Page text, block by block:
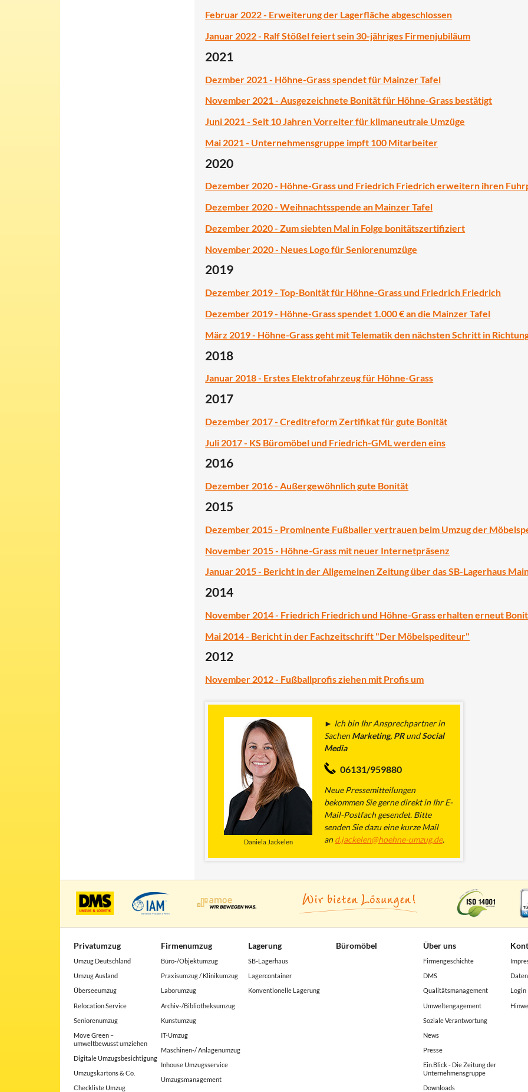
Februar 2022 - Erweiterung der Lagerfläche abgeschlossen
Januar 2022 - Ralf Stößel feiert sein 30-jähriges Firmenjubiläum
2021
Dezmber 2021 - Höhne-Grass spendet für Mainzer Tafel
November 2021 - Ausgezeichnete Bonität für Höhne-Grass bestätigt
Juni 2021 - Seit 10 Jahren Vorreiter für klimaneutrale Umzüge
Mai 2021 - Unternehmensgruppe impft 100 Mitarbeiter
2020
Dezember 2020 - Höhne-Grass und Friedrich Friedrich erweitern ihren
Dezember 2020 - Weihnachtsspende an Mainzer Tafel
Dezember 2020 - Zum siebten Mal in Folge bonitätszertifiziert
November 2020 - Neues Logo für Seniorenumzüge
2019
Dezember 2019 - Top-Bonität für Höhne-Grass und Friedrich Friedrich
Dezember 2019 - Höhne-Grass spendet 1.000 € an die Mainzer Tafel
März 2019 - Höhne-Grass geht mit Telematik den nächsten Schritt in
2018
Januar 2018 - Erstes Elektrofahrzeug für Höhne-Grass
2017
Dezember 2017 - Creditreform Zertifikat für gute Bonität
Juli 2017 - KS Büromöbel und Friedrich-GML werden eins
2016
Dezember 2016 - Außergewöhnlich gute Bonität
2015
Dezember 2015 - Prominente Fußballer vertrauen beim Umzug der
November 2015 - Höhne-Grass mit neuer Internetpräsenz
Januar 2015 - Bericht in der Allgemeinen Zeitung über das SB-Lagerhaus
2014
November 2014 - Friedrich Friedrich und Höhne-Grass erhalten erneut
Mai 2014 - Bericht in der Fachzeitschrift "Der Möbelspediteur"
2012
November 2012 - Fußballprofis ziehen mit Profis um
Daniela Jackelen
► Ich bin Ihr Ansprechpartner in
SachenMarketing, PRundSocial
Media
06131/959880
Neue Pressemitteilungen
bekommen Sie gerne direkt in Ihr E-
Mail-Postfach gesendet. Bitte
senden Sie dazu eine kurze Mail
and.jackelen@hoehne-umzug.de.
Privatumzug
Umzug Deutschland
Umzug Ausland
Überseeumzug
Relocation Service
Seniorenumzug
Move Green –
umweltbewusst umziehen
Digitale Umzugsbesichtigung
Umzugskartons & Co.
Checkliste Umzug
Firmenumzug
Büro-/Objektumzug
Praxisumzug / Klinikumzug
Laborumzug
Archiv-/Bibliotheksumzug
Kunstumzug
IT-Umzug
Maschinen-/ Anlagenumzug
Inhouse Umzugsservice
Umzugsmanagement
Lagerung
SB-Lagerhaus
Lagercontainer
Konventionelle Lagerung
Büromöbel Über uns
Firmengeschichte
DMS
Qualitätsmanagement
Umweltengagement
Soziale Verantwortung
News
Presse
Ein.Blick - Die Zeitung der
Unternehmensgruppe
Downloads
Login